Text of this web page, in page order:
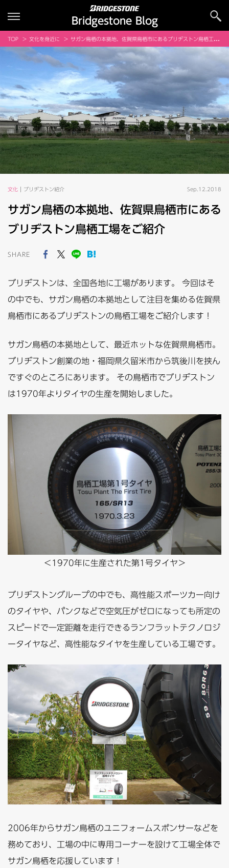
Bridgestone Blog
TOP 文化を身近に サガン鳥栖の本拠地、佐賀県鳥栖市にあるブリヂストン鳥栖工場をご紹介
サガン鳥栖の本拠地、佐賀県鳥栖市にある
ブリヂストン鳥栖工場をご紹介
文化 ブリヂストン紹介 Sep.12.2018
SHARE
ブリヂストンは、全国各地に工場があります。 今回はそ
の中でも、サガン鳥栖の本拠地として注目を集める佐賀県
鳥栖市にあるブリヂストンの鳥栖工場をご紹介します！
サガン鳥栖の本拠地として、最近ホットな佐賀県鳥栖市。
ブリヂストン創業の地・福岡県久留米市から筑後川を挟ん
ですぐのところにあります。 その鳥栖市でブリヂストン
は1970年よりタイヤの生産を開始しました。
＜1970年に生産された第1号タイヤ＞
ブリヂストングループの中でも、高性能スポーツカー向け
のタイヤや、パンクなどで空気圧がゼロになっても所定の
スピードで一定距離を走行できるランフラットテクノロジ
ータイヤなど、高性能なタイヤを生産している工場です。
2006年からサガン鳥栖のユニフォームスポンサーなどを
務めており、工場の中に専用コーナーを設けて工場全体で
サガン鳥栖を応援しています！